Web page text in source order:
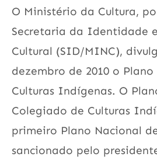
O Ministério da Cultura,
Secretaria da Identidade
Cultural (SID/MINC),
dezembro de 2010 o
Culturas Indígenas. O
Colegiado de Culturas
primeiro Plano Nacional
sancionado pelo